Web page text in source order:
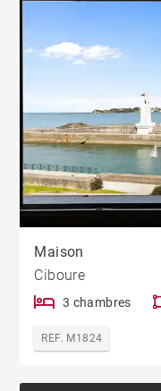
Maison
Ciboure
3 chambres
REF. M1824